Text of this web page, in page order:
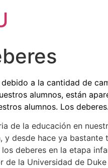
a la cantidad de
alumnos, están
alumnos. Los deberes.
de la educación en
y desde hace ya
deberes en la etapa
de la Universidad de